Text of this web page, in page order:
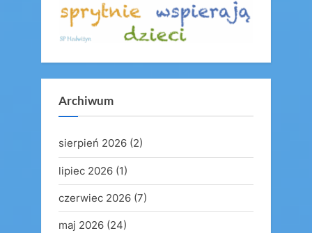
Archiwum
sierpień 2026 (2)
lipiec 2026 (1)
czerwiec 2026 (7)
maj 2026 (24)